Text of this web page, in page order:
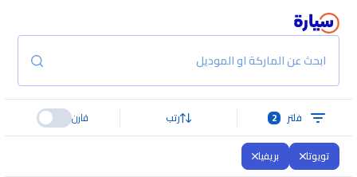
ابحث عن الماركة او الموديل
فلتر 2 رتب قارن
تويوتا بريفيا